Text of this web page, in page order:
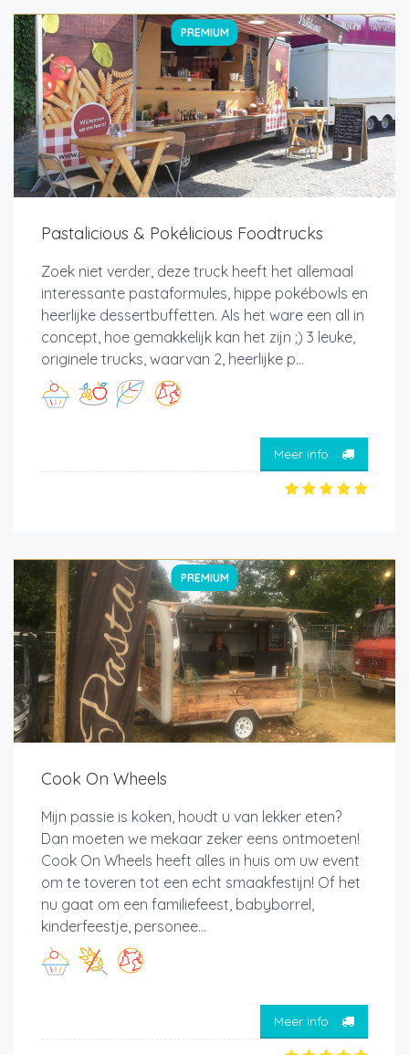
PREMIUM
Pastalicious & Pokélicious Foodtrucks
Zoek niet verder, deze truck heeft het allemaal
interessante pastaformules, hippe pokébowls en
heerlijke dessertbuffetten. Als het ware een all in
concept, hoe gemakkelijk kan het zijn ;) 3 leuke,
originele trucks, waarvan 2, heerlijke p...
Meer info
PREMIUM
Cook On Wheels
Mijn passie is koken, houdt u van lekker eten?
Dan moeten we mekaar zeker eens ontmoeten!
Cook On Wheels heeft alles in huis om uw event
om te toveren tot een echt smaakfestijn! Of het
nu gaat om een familiefeest, babyborrel,
kinderfeestje, personee...
Meer info